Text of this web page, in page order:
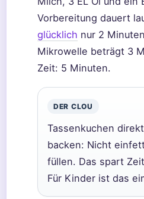
Vorbereitung dauert
glücklich nur 2
Mikrowelle beträgt 3
Zeit: 5 Minuten.
DER CLOU
Tassenkuchen
backen: Nicht
füllen. Das spart
Für Kinder ist das